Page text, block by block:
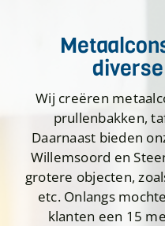
Wij creëren
prullenbakken,
Daarnaast bieden
Willemsoord en
grotere objecten,
etc. Onlangs
klanten een 15